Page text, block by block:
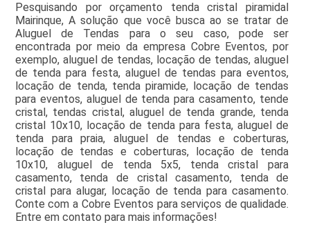
Pesquisando por orçamento tenda cristal piramidal
Mairinque, A solução que você busca ao se tratar de
Aluguel de Tendas para o seu caso, pode ser
encontrada por meio da empresa Cobre Eventos, por
exemplo, aluguel de tendas, locação de tendas, aluguel
de tenda para festa, aluguel de tendas para eventos,
locação de tenda, tenda piramide, locação de tendas
para eventos, aluguel de tenda para casamento, tende
cristal, tendas cristal, aluguel de tenda grande, tenda
cristal 10x10, locação de tenda para festa, aluguel de
tenda para praia, aluguel de tendas e coberturas,
locação de tendas e coberturas, locação de tenda
10x10, aluguel de tenda 5x5, tenda cristal para
casamento, tenda de cristal casamento, tenda de
cristal para alugar, locação de tenda para casamento.
Conte com a Cobre Eventos para serviços de qualidade.
Entre em contato para mais informações!